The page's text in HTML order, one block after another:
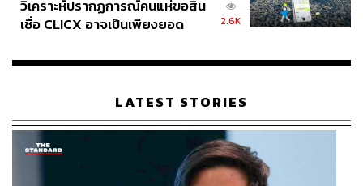
วิเคราะห์ปรากฏการณ์คนแห่ขอสิน
เชื่อ CLICX อาจเป็นเพียงยอด
เรือนไทยที่ถูกซุกไว้
2.6K
LATEST STORIES